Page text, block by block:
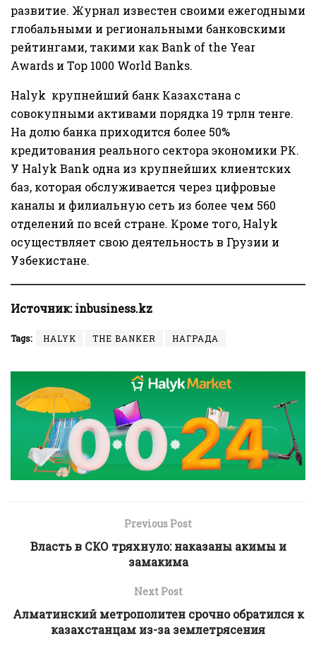
развитие. Журнал известен своими ежегодными
глобальными и региональными банковскими
рейтингами, такими как Bank of the Year
Awards и Top 1000 World Banks.
Halyk крупнейший банк Казахстана с
совокупными активами порядка 19 трлн тенге.
На долю банка приходится более 50%
кредитования реального сектора экономики РК.
У Halyk Bank одна из крупнейших клиентских
баз, которая обслуживается через цифровые
каналы и филиальную сеть из более чем 560
отделений по всей стране. Кроме того, Halyk
осуществляет свою деятельность в Грузии и
Узбекистане.
Источник:inbusiness.kz
Tags: HALYK THE BANKER НАГРАДА
Previous Post
Власть в СКО тряхнуло: наказаны акимы и
замакима
Next Post
Алматинский метрополитен срочно обратился к
казахстанцам из-за землетрясения